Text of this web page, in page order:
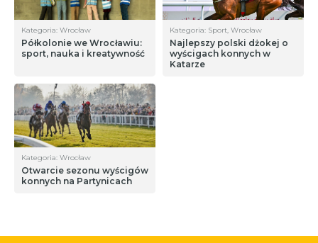
Kategoria: Wrocław
Półkolonie we Wrocławiu:
sport, nauka i kreatywność
Kategoria: Sport, Wrocław
Najlepszy polski dżokej o
wyścigach konnych w
Katarze
Kategoria: Wrocław
Otwarcie sezonu wyścigów
konnych na Partynicach